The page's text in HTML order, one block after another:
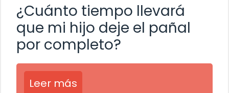
¿Cuánto tiempo llevará
que mi hijo deje el pañal
por completo?
Leer más